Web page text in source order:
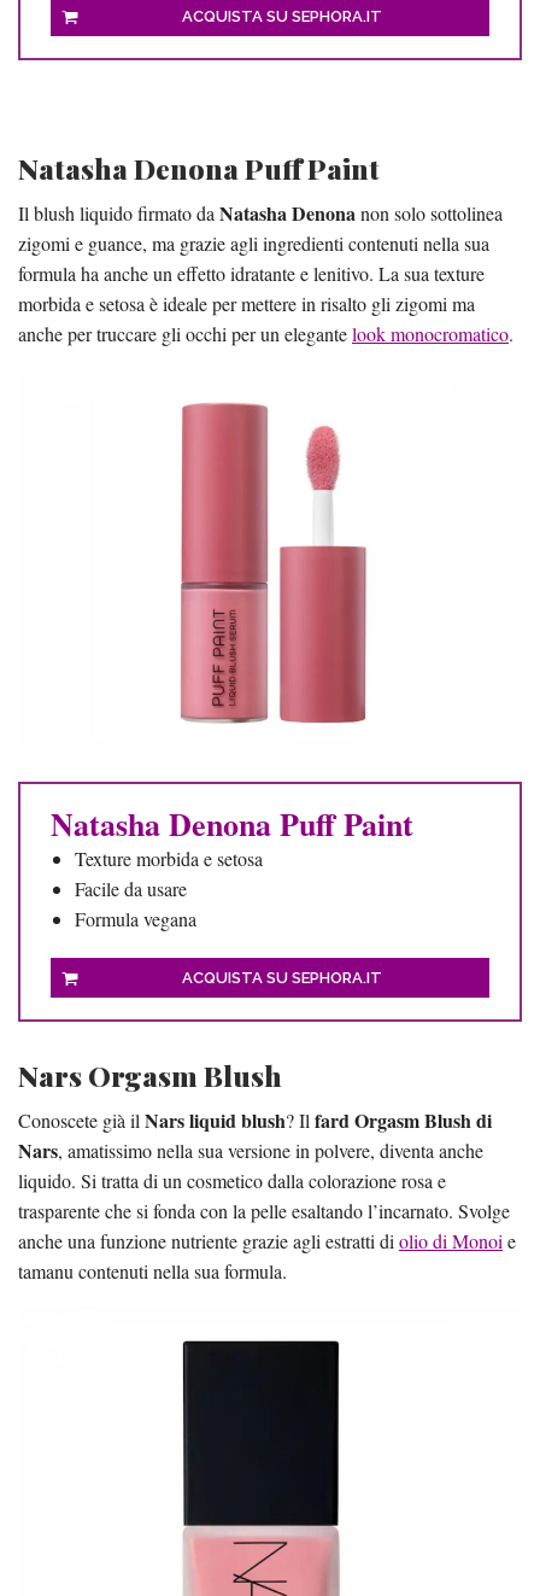
ACQUISTA SU SEPHORA.IT
Natasha Denona Puff Paint
Il blush liquido firmato da Natasha Denonanon solo sottolinea
zigomi e guance, ma grazie agli ingredienti contenuti nella sua
formula ha anche un effetto idratante e lenitivo. La sua texture
morbida e setosa è ideale per mettere in risalto gli zigomi ma
anche per truccare gli occhi per un elegantelook monocromatico.
Natasha Denona Puff Paint
Texture morbida e setosa
Facile da usare
Formula vegana
ACQUISTA SU SEPHORA.IT
Nars Orgasm Blush
Conoscete già il Nars liquid blush? Il fard Orgasm Blush di
Nars, amatissimo nella sua versione in polvere, diventa anche
liquido. Si tratta di un cosmetico dalla colorazione rosa e
trasparente che si fonda con la pelle esaltando l’incarnato. Svolge
anche una funzione nutriente grazie agli estratti di olio di Monoi e
tamanu contenuti nella sua formula.